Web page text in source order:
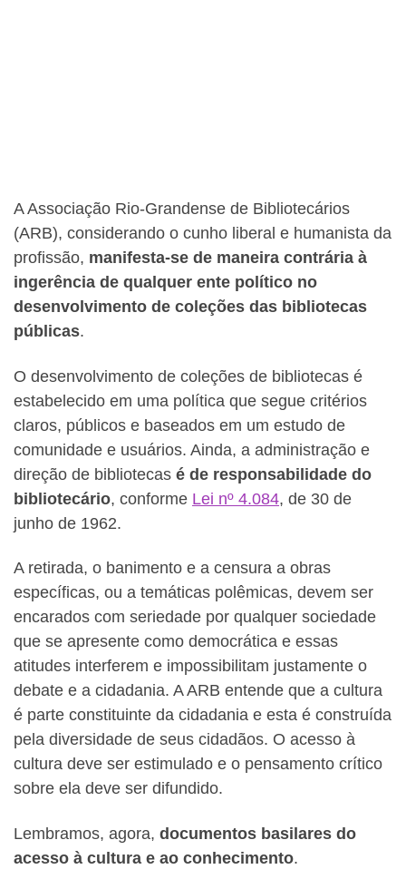
A Associação Rio-Grandense de Bibliotecários
(ARB), considerando o cunho liberal e humanista da
profissão, manifesta-se de maneira contrária à
ingerência de qualquer ente político no
desenvolvimento de coleções das bibliotecas
públicas.
O desenvolvimento de coleções de bibliotecas é
estabelecido em uma política que segue critérios
claros, públicos e baseados em um estudo de
comunidade e usuários. Ainda, a administração e
direção de bibliotecas é de responsabilidade do
bibliotecário, conforme Lei nº 4.084, de 30 de
junho de 1962.
A retirada, o banimento e a censura a obras
específicas, ou a temáticas polêmicas, devem ser
encarados com seriedade por qualquer sociedade
que se apresente como democrática e essas
atitudes interferem e impossibilitam justamente o
debate e a cidadania. A ARB entende que a cultura
é parte constituinte da cidadania e esta é construída
pela diversidade de seus cidadãos. O acesso à
cultura deve ser estimulado e o pensamento crítico
sobre ela deve ser difundido.
Lembramos, agora, documentos basilares do
acesso à cultura e ao conhecimento.